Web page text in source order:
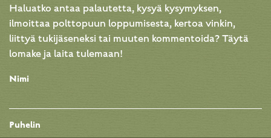
Haluatko antaa palautetta, kysyä kysymyksen,
ilmoittaa polttopuun loppumisesta, kertoa vinkin,
liittyä tukijäseneksi tai muuten kommentoida? Täytä
lomake ja laita tulemaan!
Nimi
Puhelin